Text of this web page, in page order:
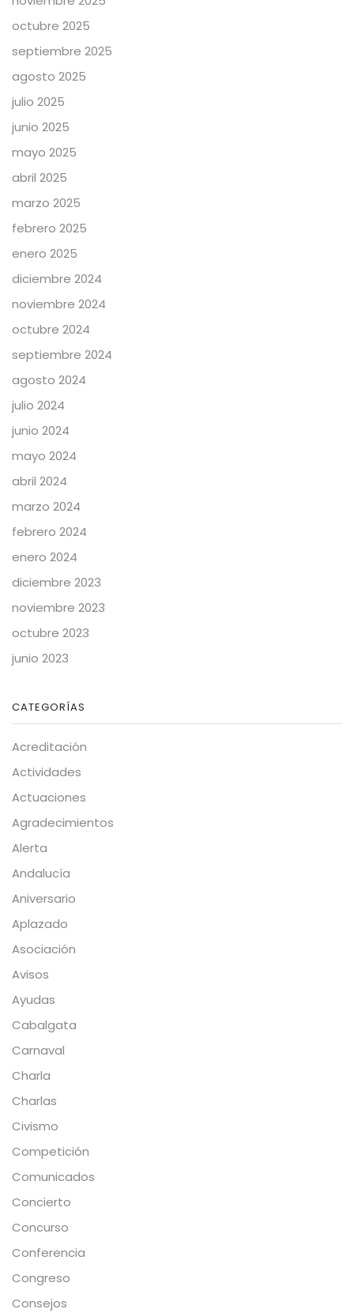
octubre 2025
septiembre 2025
agosto 2025
julio 2025
junio 2025
mayo 2025
abril 2025
marzo 2025
febrero 2025
enero 2025
diciembre 2024
noviembre 2024
octubre 2024
septiembre 2024
agosto 2024
julio 2024
junio 2024
mayo 2024
abril 2024
marzo 2024
febrero 2024
enero 2024
diciembre 2023
noviembre 2023
octubre 2023
junio 2023
CATEGORÍAS
Acreditación
Actividades
Actuaciones
Agradecimientos
Alerta
Andalucía
Aniversario
Aplazado
Asociación
Avisos
Ayudas
Cabalgata
Carnaval
Charla
Charlas
Civismo
Competición
Comunicados
Concierto
Concurso
Conferencia
Congreso
Consejos